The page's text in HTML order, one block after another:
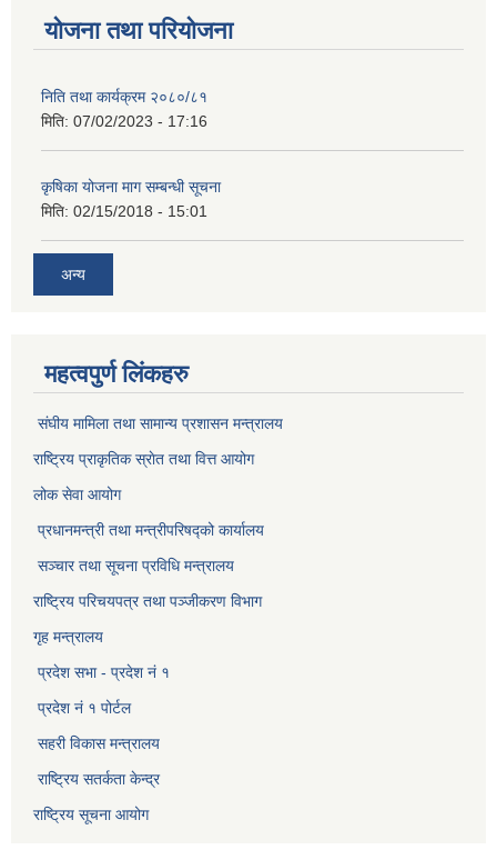
योजना तथा परियोजना
निति तथा कार्यक्रम २०८०/८१
मिति: 07/02/2023 - 17:16
कृषिका योजना माग सम्बन्धी सूचना
मिति: 02/15/2018 - 15:01
अन्य
महत्वपुर्ण लिंकहरु
संघीय मामिला तथा सामान्य प्रशासन मन्त्रालय
राष्ट्रिय प्राकृतिक स्राेत तथा वित्त आयोग
लोक सेवा आयोग
प्रधानमन्त्री तथा मन्त्रीपरिषद्को कार्यालय
सञ्‍चार तथा सूचना प्रविधि मन्त्रालय
राष्ट्रिय परिचयपत्र तथा पञ्जीकरण विभाग​
गृह मन्त्रालय
प्रदेश सभा - प्रदेश नं १
प्रदेश नं १ पोर्टल
सहरी विकास मन्त्रालय
राष्ट्रिय सतर्कता केन्द्र
राष्ट्रिय सूचना आयोग